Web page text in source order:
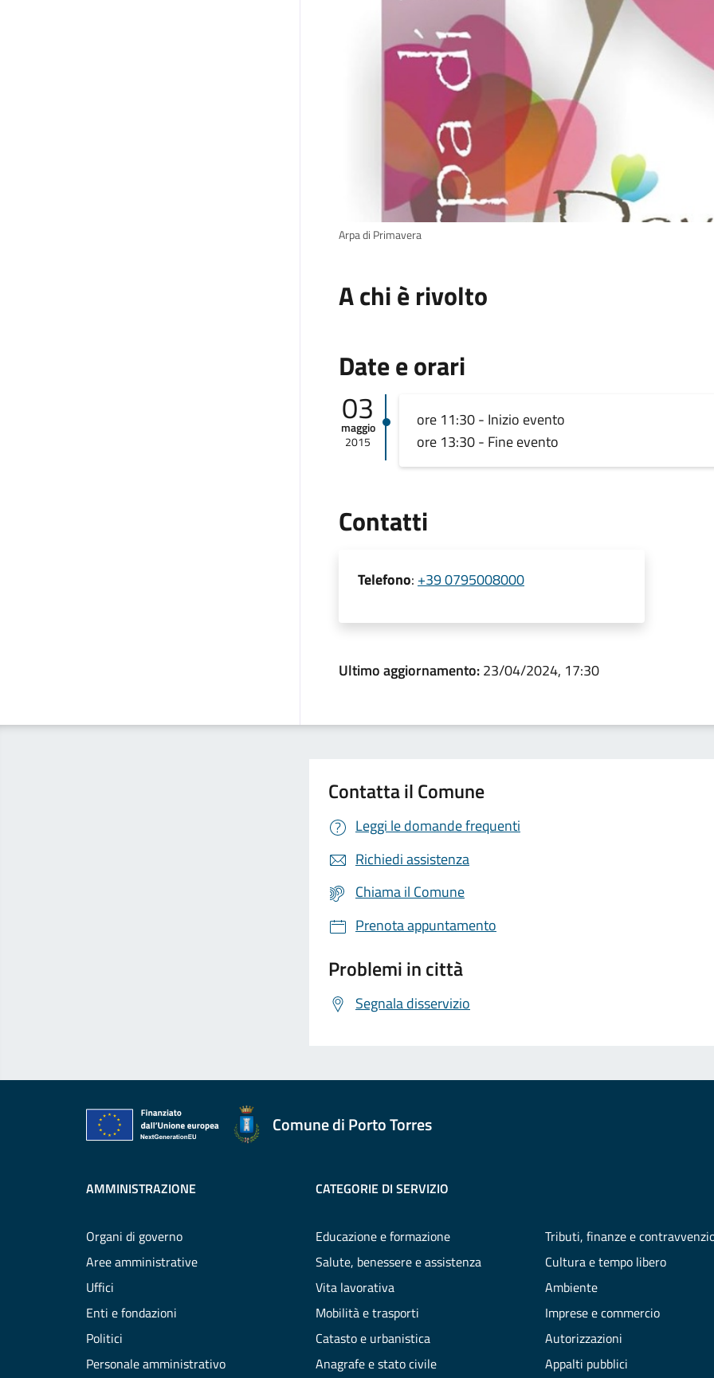
Arpa di Primavera
A chi è rivolto
Date e orari
03
maggio
2015
ore 11:30 - Inizio evento
ore 13:30 - Fine evento
Contatti
Telefono: +39 0795008000
Ultimo aggiornamento:23/04/2024, 17:30
Contatta il Comune
Leggi le domande frequenti
Richiedi assistenza
Chiama il Comune
Prenota appuntamento
Problemi in città
Segnala disservizio
Comune di Porto Torres
AMMINISTRAZIONE
Organi di governo
Aree amministrative
Uffici
Enti e fondazioni
Politici
Personale amministrativo
CATEGORIE DI SERVIZIO
Educazione e formazione
Salute, benessere e assistenza
Vita lavorativa
Mobilità e trasporti
Catasto e urbanistica
Anagrafe e stato civile
Tributi, finanze e
Cultura e tempo libero
Ambiente
Imprese e commercio
Autorizzazioni
Appalti pubblici